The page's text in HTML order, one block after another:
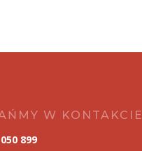
W KONTAKCIE
899